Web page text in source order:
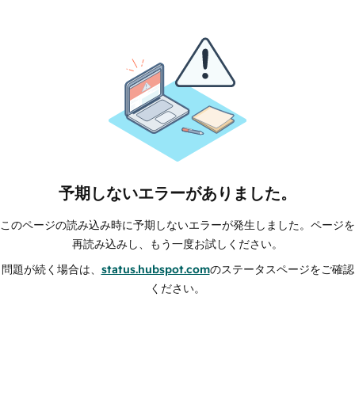
予期しないエラーがありました。
このページの読み込み時に予期しないエラーが発生しました。ページを
再読み込みし、もう一度お試しください。
問題が続く場合は、 status.hubspot.comのステータスページをご確認
ください。